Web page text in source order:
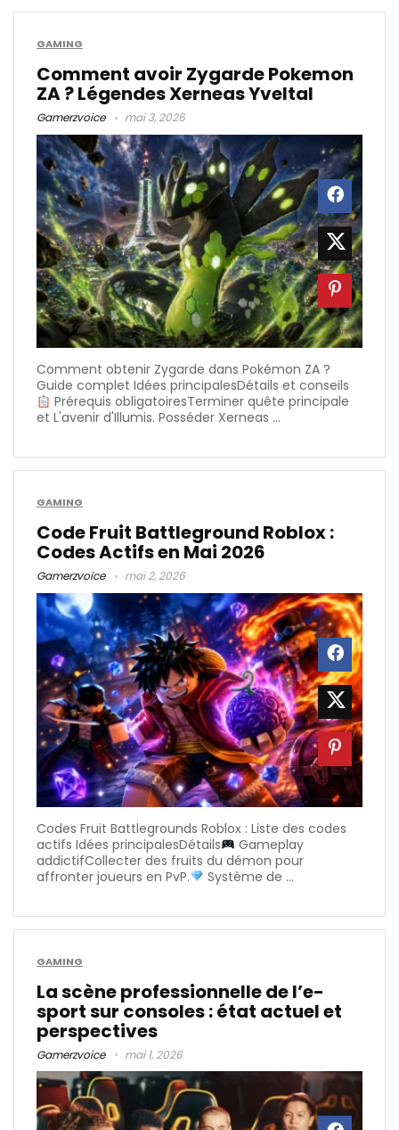
GAMING
Comment avoir Zygarde Pokemon
ZA ? Légendes Xerneas Yveltal
Gamerzvoice mai 3, 2026
Comment obtenir Zygarde dans Pokémon ZA ?
Guide complet Idées principalesDétails et conseils
Prérequis obligatoiresTerminer quête principale
et L'avenir d'Illumis. Posséder Xerneas ...
GAMING
Code Fruit Battleground Roblox :
Codes Actifs en Mai 2026
Gamerzvoice mai 2, 2026
Codes Fruit Battlegrounds Roblox : Liste des codes
actifs Idées principalesDétails
Gameplay
addictifCollecter des fruits du démon pour
affronter joueurs en PvP.
Système de ...
GAMING
La scène professionnelle de l’e-
sport sur consoles : état actuel et
perspectives
Gamerzvoice mai 1, 2026